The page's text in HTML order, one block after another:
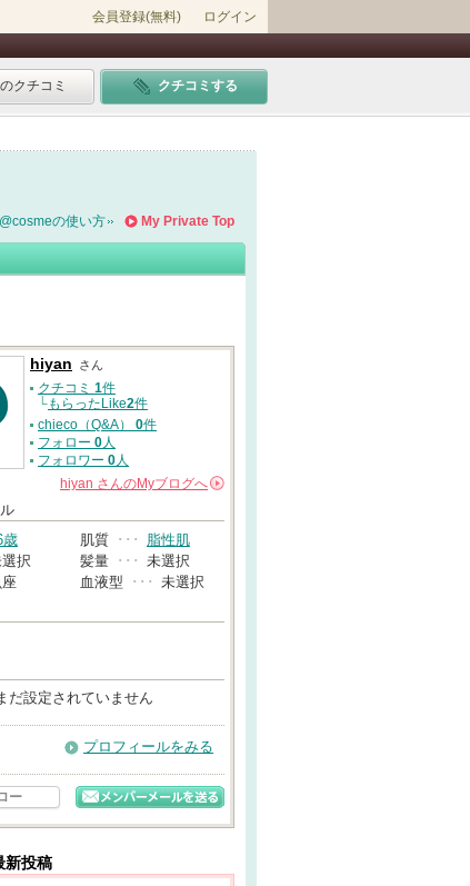
会員登録(無料) ログイン
クチコミ クチコミする
My Private Top
の使い方
hiyan さん
クチコミ 1件
└もらったLike2件
chieco（Q&A） 0件
フォロー 0人
フォロワー 0人
hiyan さんのMyブログへ
歳 肌質 ･･･
脂性肌
択 髪量 ･･･ 未選択
血液型 ･･･ 未選択
だ設定されていません
プロフィールをみる
ー
新投稿